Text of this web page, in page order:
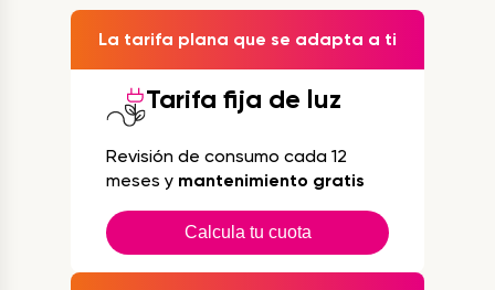
La tarifa plana que se adapta a ti
Tarifa fija de luz
Revisión de consumo cada 12
meses y mantenimiento gratis
Calcula tu cuota